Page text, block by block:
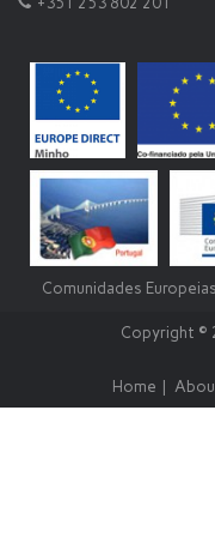
Comunidades Europeias
Copyright ©
Home